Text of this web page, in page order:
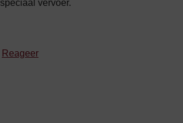
vervoer.
Reageer